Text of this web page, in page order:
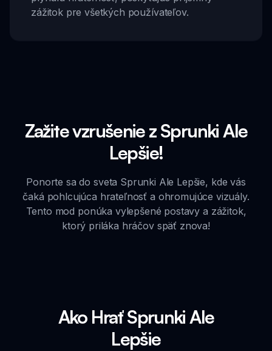
zážitok pre všetkých používateľov.
Zažite vzrušenie z Sprunki Ale
Lepšie!
Ponorte sa do sveta Sprunki Ale Lepšie, kde vás
čaká pohlcujúca hrateľnosť a ohromujúce vizuály.
Tento mod ponúka vylepšené postavy a zážitok,
ktorý priláka hráčov späť znova!
Ako Hrať Sprunki Ale
Lepšie